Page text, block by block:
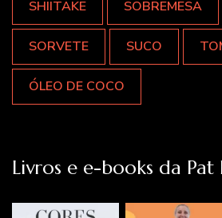
SHIITAKE SOBREMESA
SORVETE SUCO
ÓLEO DE COCO
Livros e e-books da Pat